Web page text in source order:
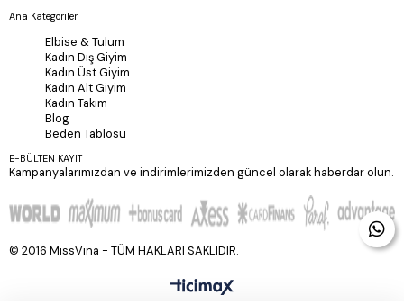
Ana Kategoriler
Elbise & Tulum
Kadın Dış Giyim
Kadın Üst Giyim
Kadın Alt Giyim
Kadın Takım
Blog
Beden Tablosu
E-BÜLTEN KAYIT
Kampanyalarımızdan ve indirimlerimizden güncel olarak haberdar olun.
© 2016 MissVina - TÜM HAKLARI SAKLIDIR.